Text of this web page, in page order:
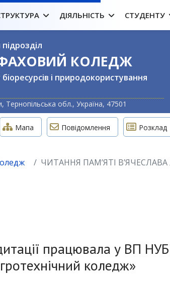
ДІЯЛЬНІСТЬ СТУДЕНТУ
КОЛЕДЖ
і природокористування
обл., Україна, 47501
Мапа Повідомлення Розклад
ЧИТАННЯ ПАМ’ЯТІ
працювала у ВП
коледж»